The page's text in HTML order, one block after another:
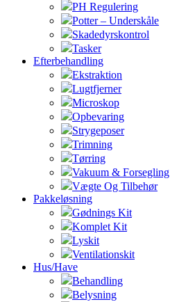
PH Regulering
Potter – Underskåle
Skadedyrskontrol
Tasker
Efterbehandling
Ekstraktion
Lugtfjerner
Microskop
Opbevaring
Strygeposer
Trimning
Tørring
Vakuum & Forsegling
Vægte Og Tilbehør
Pakkeløsning
Gødnings Kit
Komplet Kit
Lyskit
Ventilationskit
Hus/Have
Behandling
Belysning